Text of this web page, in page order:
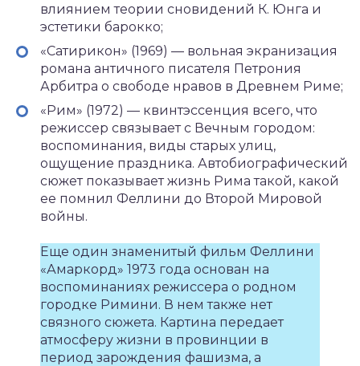
влиянием теории сновидений К. Юнга и
эстетики барокко;
«Сатирикон» (1969) — вольная экранизация
романа античного писателя Петрония
Арбитра о свободе нравов в Древнем Риме;
«Рим» (1972) — квинтэссенция всего, что
режиссер связывает с Вечным городом:
воспоминания, виды старых улиц,
ощущение праздника. Автобиографический
сюжет показывает жизнь Рима такой, какой
ее помнил Феллини до Второй Мировой
войны.
Еще один знаменитый фильм Феллини
«Амаркорд» 1973 года основан на
воспоминаниях режиссера о родном
городке Римини. В нем также нет
связного сюжета. Картина передает
атмосферу жизни в провинции в
период зарождения фашизма, а